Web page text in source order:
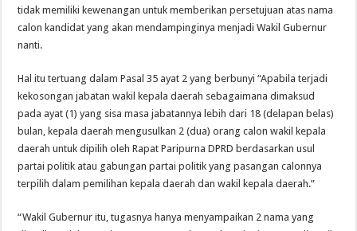
tidak memiliki kewenangan untuk memberikan persetujuan atas nama
calon kandidat yang akan mendampinginya menjadi Wakil Gubernur
nanti.
Hal itu tertuang dalam Pasal 35 ayat 2 yang berbunyi “Apabila terjadi
kekosongan jabatan wakil kepala daerah sebagaimana dimaksud
pada ayat (1) yang sisa masa jabatannya lebih dari 18 (delapan belas)
bulan, kepala daerah mengusulkan 2 (dua) orang calon wakil kepala
daerah untuk dipilih oleh Rapat Paripurna DPRD berdasarkan usul
partai politik atau gabungan partai politik yang pasangan calonnya
terpilih dalam pemilihan kepala daerah dan wakil kepala daerah.”
“Wakil Gubernur itu, tugasnya hanya menyampaikan 2 nama yang